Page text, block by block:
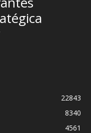
22843
8340
4561